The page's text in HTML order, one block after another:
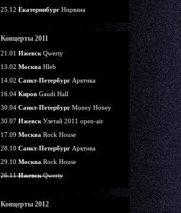
25.12 Екатеринбург Нирвана
Концерты 2011
21.01 Ижевск Qwerty
13.02 Москва Hleb
14.02 Санкт-Петербург Арктика
16.04 Киров Gaudi Hall
30.04 Санкт-Петербург Money Honey
30.07 Ижевск Улетай 2011 open-air
17.09 Москва Rock House
28.10 Санкт-Петербург Арктика
29.10 Москва Rock House
26.11ИжевскQwerty
Концерты 2012